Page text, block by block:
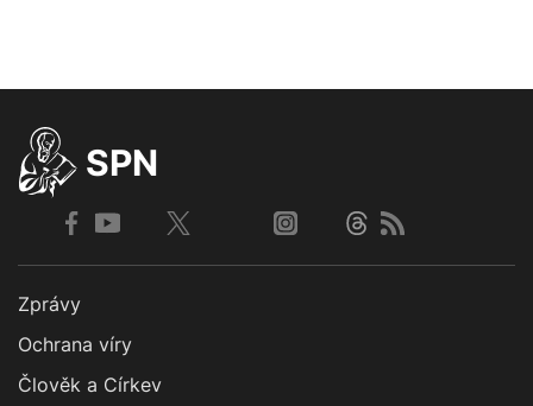
SPN
Zprávy
Ochrana víry
Člověk a Církev